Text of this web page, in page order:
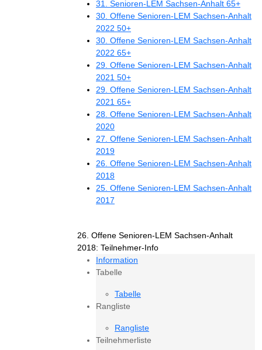
31. Senioren-LEM Sachsen-Anhalt 65+
30. Offene Senioren-LEM Sachsen-Anhalt
2022 50+
30. Offene Senioren-LEM Sachsen-Anhalt
2022 65+
29. Offene Senioren-LEM Sachsen-Anhalt
2021 50+
29. Offene Senioren-LEM Sachsen-Anhalt
2021 65+
28. Offene Senioren-LEM Sachsen-Anhalt
2020
27. Offene Senioren-LEM Sachsen-Anhalt
2019
26. Offene Senioren-LEM Sachsen-Anhalt
2018
25. Offene Senioren-LEM Sachsen-Anhalt
2017
26. Offene Senioren-LEM Sachsen-Anhalt
2018: Teilnehmer-Info
Information
Tabelle
Tabelle
Rangliste
Rangliste
Teilnehmerliste